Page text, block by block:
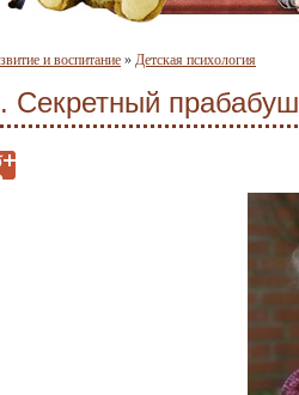
и воспитание » Детская психология
Секретный